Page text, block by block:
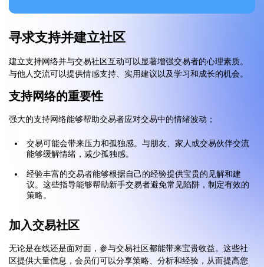
寻求支持并建立社区
建立支持网络并与交易社区互动可以显著增强交易者的心理素质。
与他人交流可以提供情感支持、实用建议以及学习和成长的机会。
支持网络的重要性
强大的支持网络能够帮助交易者应对交易中的情绪波动；
交易可能会带来压力和孤独感。与朋友、家人或交易伙伴交流
能够缓解情绪，减少孤独感。
经验丰富的交易者能够根据自己的经验提供宝贵的见解和建
议。这些指导能够帮助新手交易者避免常见陷阱，制定有效的
策略。
加入交易社区
无论是在线还是面对面，参与交易社区都能带来宝贵收益。这些社
区提供大量信息，会员们可以分享策略、分析和经验，从而提高您